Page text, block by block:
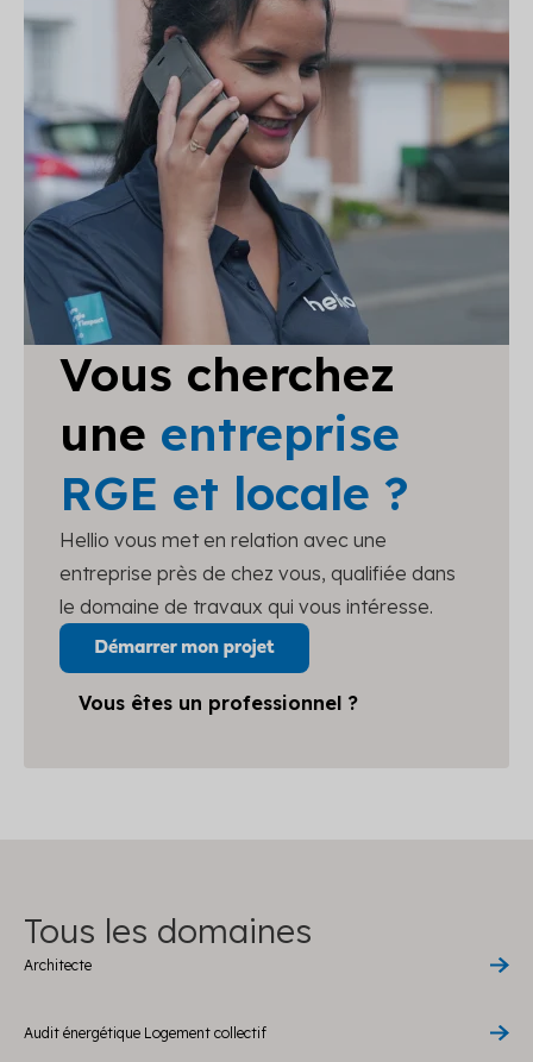
Vous cherchez
une entreprise
RGE et locale ?
Hellio vous met en relation avec une
entreprise près de chez vous, qualifiée dans
le domaine de travaux qui vous intéresse.
Vous êtes un professionnel ?
Tous les domaines
Architecte
Audit énergétique Logement collectif